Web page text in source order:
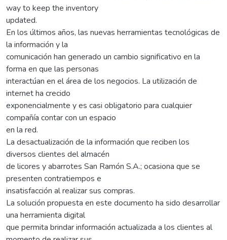
way to keep the inventory
updated.
En los últimos años, las nuevas herramientas tecnológicas de
la información y la
comunicación han generado un cambio significativo en la
forma en que las personas
interactúan en el área de los negocios. La utilización de
internet ha crecido
exponencialmente y es casi obligatorio para cualquier
compañía contar con un espacio
en la red.
La desactualización de la información que reciben los
diversos clientes del almacén
de licores y abarrotes San Ramón S.A.; ocasiona que se
presenten contratiempos e
insatisfacción al realizar sus compras.
La solución propuesta en este documento ha sido desarrollar
una herramienta digital
que permita brindar información actualizada a los clientes al